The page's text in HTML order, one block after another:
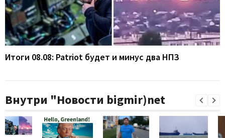
Итоги 08.08: Patriot будет и минус два НПЗ
Внутри "Новости bigmir)net